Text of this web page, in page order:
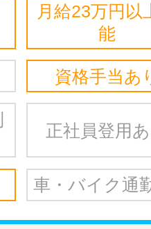
月給23万円以
能
資格手当あ
正社員登用
車・バイク通